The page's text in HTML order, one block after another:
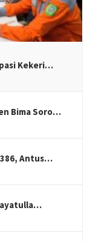
Kekeri…
Bima Soro…
386, Antus…